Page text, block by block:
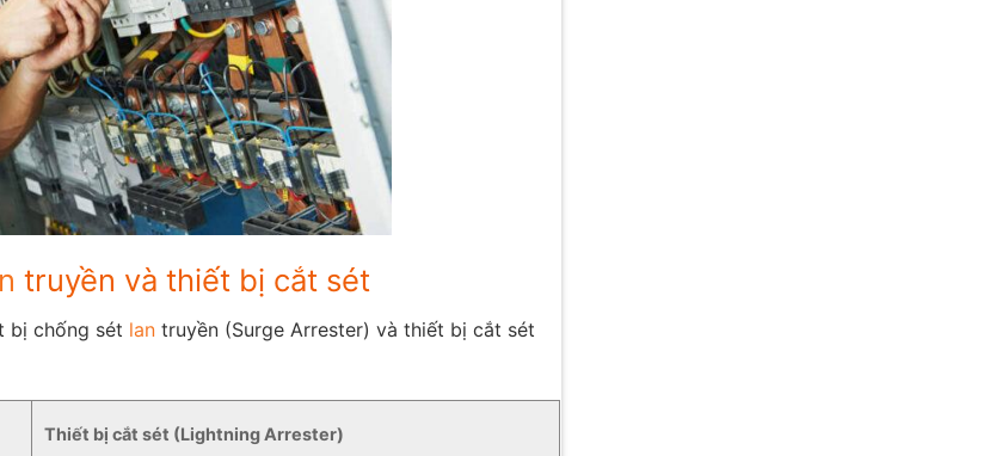
truyền và thiết bị cắt sét
bị chống sét lan truyền (Surge Arrester) và thiết bị cắt sét
Thiết bị cắt sét (Lightning Arrester)